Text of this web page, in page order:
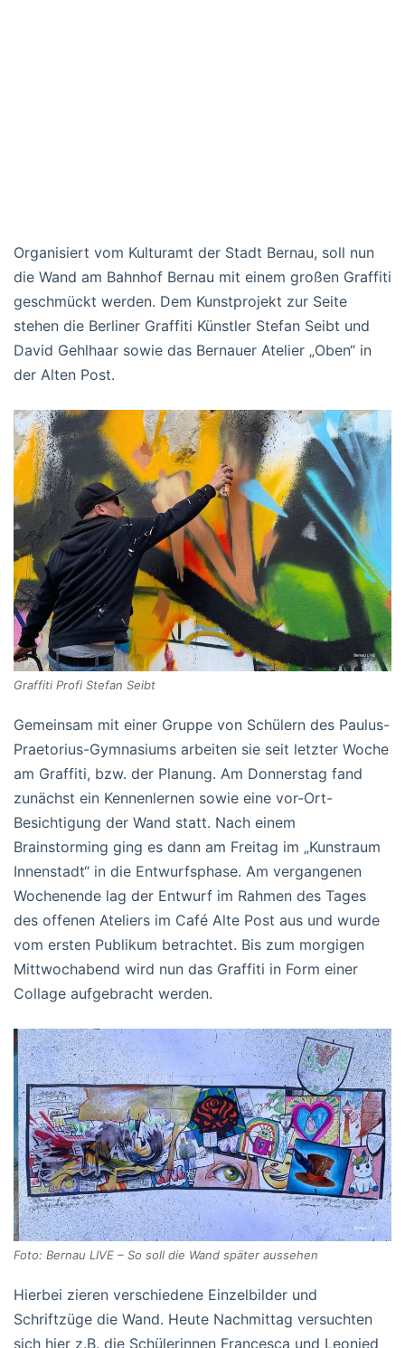
Organisiert vom Kulturamt der Stadt Bernau, soll nun
die Wand am Bahnhof Bernau mit einem großen Graffiti
geschmückt werden. Dem Kunstprojekt zur Seite
stehen die Berliner Graffiti Künstler Stefan Seibt und
David Gehlhaar sowie das Bernauer Atelier „Oben“ in
der Alten Post.
Graffiti Profi Stefan Seibt
Gemeinsam mit einer Gruppe von Schülern des Paulus-
Praetorius-Gymnasiums arbeiten sie seit letzter Woche
am Graffiti, bzw. der Planung. Am Donnerstag fand
zunächst ein Kennenlernen sowie eine vor-Ort-
Besichtigung der Wand statt. Nach einem
Brainstorming ging es dann am Freitag im „Kunstraum
Innenstadt“ in die Entwurfsphase. Am vergangenen
Wochenende lag der Entwurf im Rahmen des Tages
des offenen Ateliers im Café Alte Post aus und wurde
vom ersten Publikum betrachtet. Bis zum morgigen
Mittwochabend wird nun das Graffiti in Form einer
Collage aufgebracht werden.
Foto: Bernau LIVE – So soll die Wand später aussehen
Hierbei zieren verschiedene Einzelbilder und
Schriftzüge die Wand. Heute Nachmittag versuchten
sich hier z.B. die Schülerinnen Francesca und Leonied